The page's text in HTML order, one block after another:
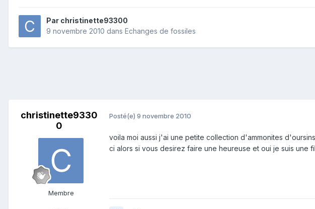
Par christinette93300
9 novembre 2010 dans Echanges de fossiles
christinette9330
0
Membre
Posté(e) 9 novembre 2010
voila moi aussi j'ai une petite collection d'ammonites
ci alors si vous desirez faire une heureuse et oui je suis une